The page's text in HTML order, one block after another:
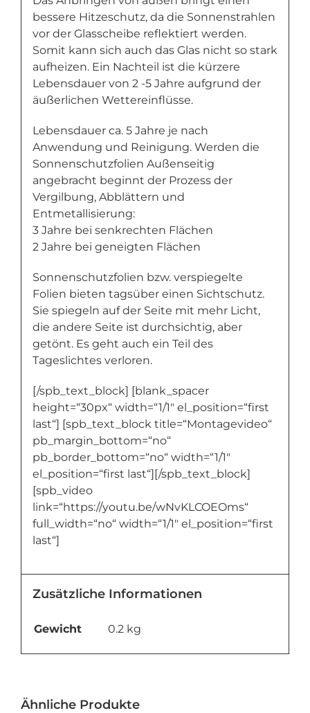
bessere Hitzeschutz, da die Sonnenstrahlen
vor der Glasscheibe reflektiert werden.
Somit kann sich auch das Glas nicht so stark
aufheizen. Ein Nachteil ist die kürzere
Lebensdauer von 2 -5 Jahre aufgrund der
äußerlichen Wettereinflüsse.
Lebensdauer ca. 5 Jahre je nach
Anwendung und Reinigung. Werden die
Sonnenschutzfolien Außenseitig
angebracht beginnt der Prozess der
Vergilbung, Abblättern und
Entmetallisierung:
3 Jahre bei senkrechten Flächen
2 Jahre bei geneigten Flächen
Sonnenschutzfolien bzw. verspiegelte
Folien bieten tagsüber einen Sichtschutz.
Sie spiegeln auf der Seite mit mehr Licht,
die andere Seite ist durchsichtig, aber
getönt. Es geht auch ein Teil des
Tageslichtes verloren.
[/spb_text_block] [blank_spacer
height=“30px“ width=“1/1″ el_position=“first
last“] [spb_text_block title=“Montagevideo“
pb_margin_bottom=“no“
pb_border_bottom=“no“ width=“1/1″
el_position=“first last“][/spb_text_block]
[spb_video
link=“https://youtu.be/wNvKLCOEOms“
full_width=“no“ width=“1/1″ el_position=“first
last“]
Zusätzliche Informationen
Gewicht 0.2 kg
Ähnliche Produkte